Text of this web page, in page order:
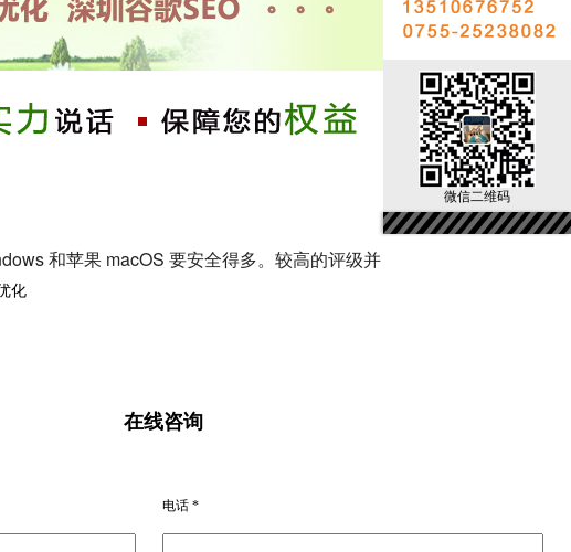
和苹果 macOS 要安全得多。较高的评级并
化
开源程序员平均只需 25 天即可修复 Linux 问
经缩短至一个月。但现在，通常都可在两周内
微信二维码
在线咨询
电话 *